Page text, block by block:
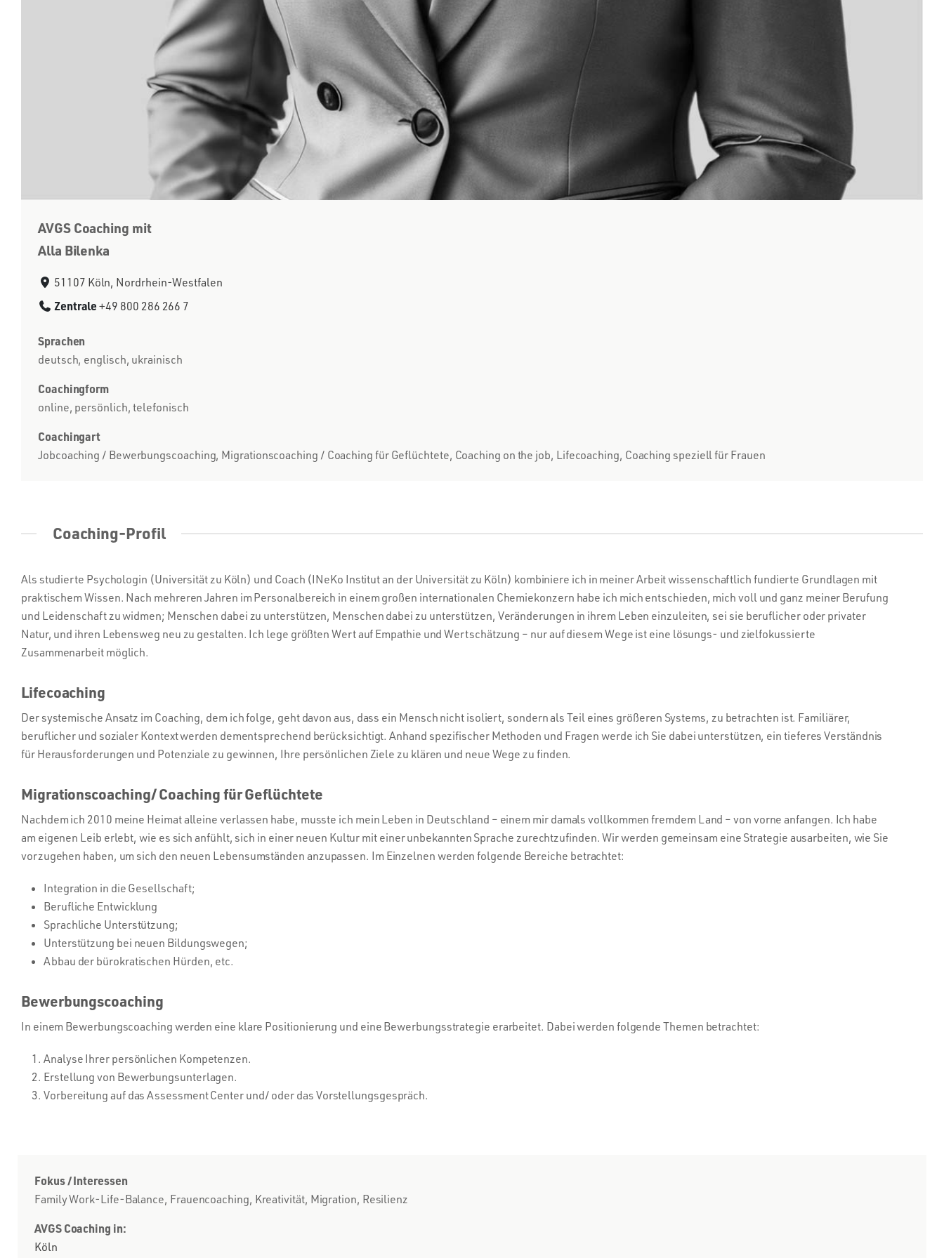
AVGS Coaching mit
Alla Bilenka
51107 Köln, Nordrhein-Westfalen
Zentrale +49 800 286 266 7
Sprachen
deutsch, englisch, ukrainisch
Coachingform
online, persönlich, telefonisch
Coachingart
Jobcoaching / Bewerbungscoaching, Migrationscoaching / Coaching für Geflüchtete, Coaching on the job, Lifecoaching, Coaching speziell für Frauen
Coaching-Profil
Als studierte Psychologin (Universität zu Köln) und Coach (INeKo Institut an der Universität zu Köln) kombiniere ich in meiner Arbeit wissenschaftlich fundierte Grundlagen mit
praktischem Wissen. Nach mehreren Jahren im Personalbereich in einem großen internationalen Chemiekonzern habe ich mich entschieden, mich voll und ganz meiner Berufung
und Leidenschaft zu widmen; Menschen dabei zu unterstützen, Menschen dabei zu unterstützen, Veränderungen in ihrem Leben einzuleiten, sei sie beruflicher oder privater
Natur, und ihren Lebensweg neu zu gestalten. Ich lege größten Wert auf Empathie und Wertschätzung – nur auf diesem Wege ist eine lösungs- und zielfokussierte
Zusammenarbeit möglich.
Lifecoaching
Der systemische Ansatz im Coaching, dem ich folge, geht davon aus, dass ein Mensch nicht isoliert, sondern als Teil eines größeren Systems, zu betrachten ist. Familiärer,
beruflicher und sozialer Kontext werden dementsprechend berücksichtigt. Anhand spezifischer Methoden und Fragen werde ich Sie dabei unterstützen, ein tieferes Verständnis
für Herausforderungen und Potenziale zu gewinnen, Ihre persönlichen Ziele zu klären und neue Wege zu finden.
Migrationscoaching/ Coaching für Geflüchtete
Nachdem ich 2010 meine Heimat alleine verlassen habe, musste ich mein Leben in Deutschland – einem mir damals vollkommen fremdem Land – von vorne anfangen. Ich habe
am eigenen Leib erlebt, wie es sich anfühlt, sich in einer neuen Kultur mit einer unbekannten Sprache zurechtzufinden. Wir werden gemeinsam eine Strategie ausarbeiten, wie Sie
vorzugehen haben, um sich den neuen Lebensumständen anzupassen. Im Einzelnen werden folgende Bereiche betrachtet:
Integration in die Gesellschaft;
Berufliche Entwicklung
Sprachliche Unterstützung;
Unterstützung bei neuen Bildungswegen;
Abbau der bürokratischen Hürden, etc.
Bewerbungscoaching
In einem Bewerbungscoaching werden eine klare Positionierung und eine Bewerbungsstrategie erarbeitet. Dabei werden folgende Themen betrachtet:
Analyse Ihrer persönlichen Kompetenzen.
Erstellung von Bewerbungsunterlagen.
Vorbereitung auf das Assessment Center und/ oder das Vorstellungsgespräch.
Fokus / Interessen
Family Work-Life-Balance, Frauencoaching, Kreativität, Migration, Resilienz
AVGS Coaching in:
Köln